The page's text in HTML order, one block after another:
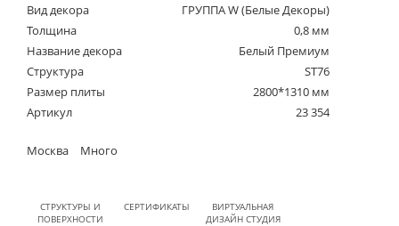
Вид декора
ГРУППА W (Белые Декоры)
Толщина
0,8 мм
Название декора
Белый Премиум
Структура
ST76
Размер плиты
2800*1310 мм
Артикул
23 354
Москва Много
СТРУКТУРЫ И
ПОВЕРХНОСТИ
СЕРТИФИКАТЫ
ВИРТУАЛЬНАЯ
ДИЗАЙН СТУДИЯ